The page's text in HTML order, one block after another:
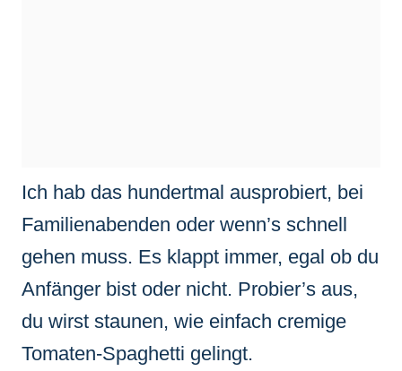
Ich hab das hundertmal ausprobiert, bei
Familienabenden oder wenn’s schnell
gehen muss. Es klappt immer, egal ob du
Anfänger bist oder nicht. Probier’s aus,
du wirst staunen, wie einfach cremige
Tomaten-Spaghetti gelingt.